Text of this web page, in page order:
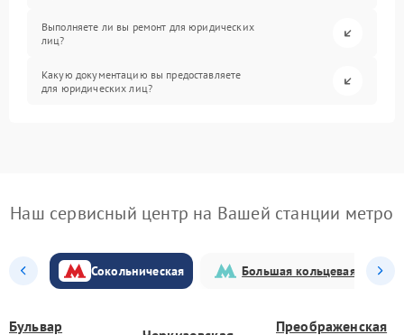
Выполняете ли вы ремонт для юридических
лиц?
Какую документацию вы предоставляете
для юридических лиц?
Наш сервисный центр на Вашей станции метро
Сокольническая Большая кольцевая
Бульвар
Преображенская